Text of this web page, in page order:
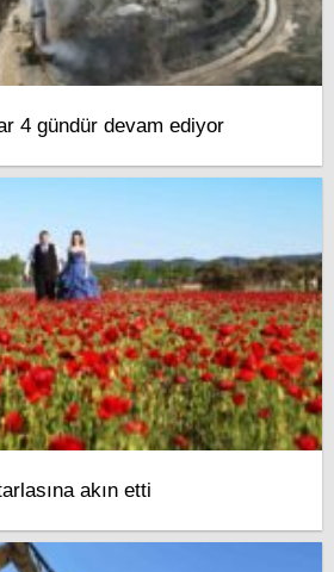
4 gündür devam ediyor
akın etti